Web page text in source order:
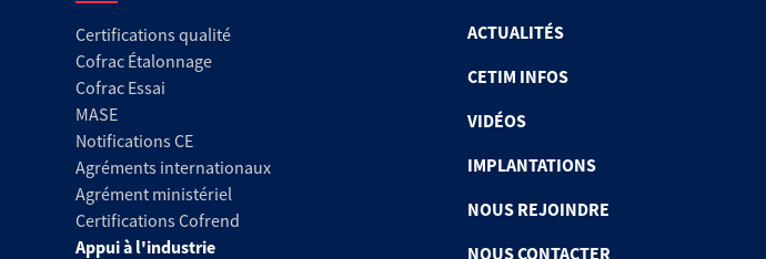
Certifications qualité
Cofrac Étalonnage
Cofrac Essai
MASE
Notifications CE
Agréments internationaux
Agrément ministériel
Certifications Cofrend
Appui à l'industrie
ACTUALITÉS
CETIM INFOS
VIDÉOS
IMPLANTATIONS
NOUS REJOINDRE
NOUS CONTACTER